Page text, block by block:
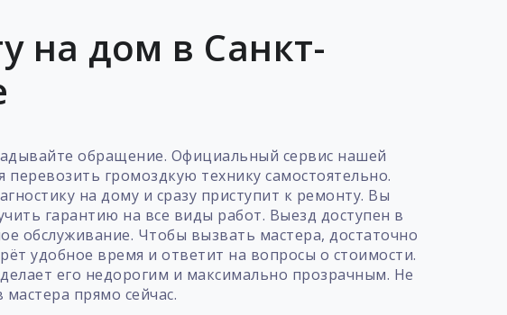
на дом в Санкт-
обращение. Официальный сервис нашей
громоздкую технику самостоятельно.
на дому и сразу приступит к ремонту. Вы
гарантию на все виды работ. Выезд доступен в
обслуживание. Чтобы вызвать мастера, достаточно
удобное время и ответит на вопросы о стоимости.
его недорогим и максимально прозрачным. Не
прямо сейчас.